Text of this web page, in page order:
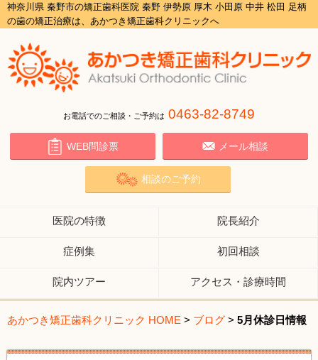
神奈川県 秦野市の矯正歯科医院 秦野 伊勢原 厚木 小田原 中井 松田 足柄
の歯の矯正治療は、あかつき矯正歯科クリニックへ
お電話でのご相談・ご予約は 0463-82-8749
WEB問診票 メール相談
相談のご予約
医院の特徴 院長紹介
症例集 初回相談
院内ツアー アクセス・診療時間
あかつき矯正歯科クリニック HOME > ブログ > 5月休診日情報